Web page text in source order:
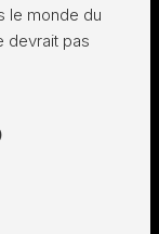
le monde du
devrait pas